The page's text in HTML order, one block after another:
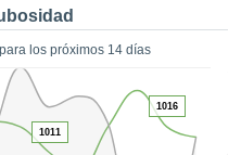
los próximos 14 días
1011
1016